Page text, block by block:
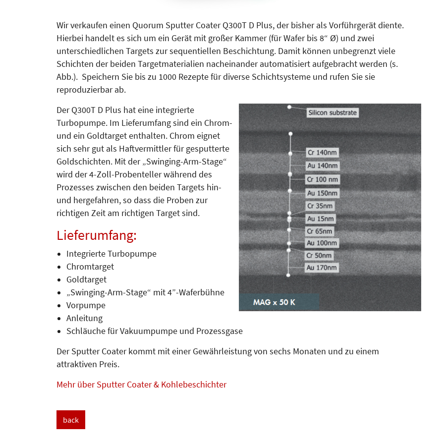
Wir verkaufen einen Quorum Sputter Coater Q300T D Plus, der bisher als Vorführgerät diente.
Hierbei handelt es sich um ein Gerät mit großer Kammer (für Wafer bis 8“ Ø) und zwei
unterschiedlichen Targets zur sequentiellen Beschichtung. Damit können unbegrenzt viele
Schichten der beiden Targetmaterialien nacheinander automatisiert aufgebracht werden (s.
Abb.). Speichern Sie bis zu 1000 Rezepte für diverse Schichtsysteme und rufen Sie sie
reproduzierbar ab.
Der Q300T D Plus hat eine integrierte
Turbopumpe. Im Lieferumfang sind ein Chrom-
und ein Goldtarget enthalten. Chrom eignet
sich sehr gut als Haftvermittler für gesputterte
Goldschichten. Mit der „Swinging-Arm-Stage“
wird der 4-Zoll-Probenteller während des
Prozesses zwischen den beiden Targets hin-
und hergefahren, so dass die Proben zur
richtigen Zeit am richtigen Target sind.
Lieferumfang:
Integrierte Turbopumpe
Chromtarget
Goldtarget
„Swinging-Arm-Stage“ mit 4”-Waferbühne
Vorpumpe
Anleitung
Schläuche für Vakuumpumpe und Prozessgase
Der Sputter Coater kommt mit einer Gewährleistung von sechs Monaten und zu einem
attraktiven Preis.
Mehr über Sputter Coater & Kohlebeschichter
back